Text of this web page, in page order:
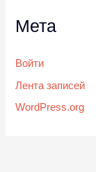
Мета
Войти
Лента записей
WordPress.org